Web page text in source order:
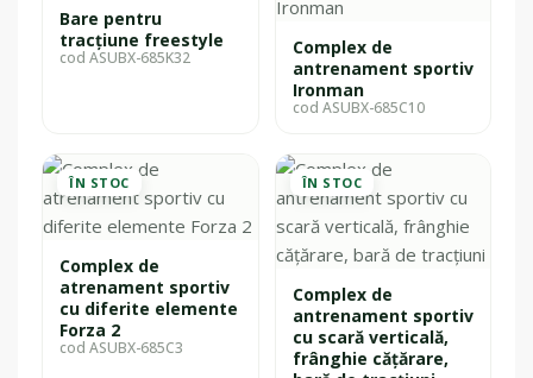
Bare pentru
tracțiune freestyle
cod ASUBX-685K32
Complex de
antrenament sportiv
Ironman
cod ASUBX-685C10
ÎN STOC
Complex de
atrenament sportiv
cu diferite elemente
Forza 2
cod ASUBX-685C3
ÎN STOC
Complex de
antrenament sportiv
cu scară verticală,
frânghie cățărare,